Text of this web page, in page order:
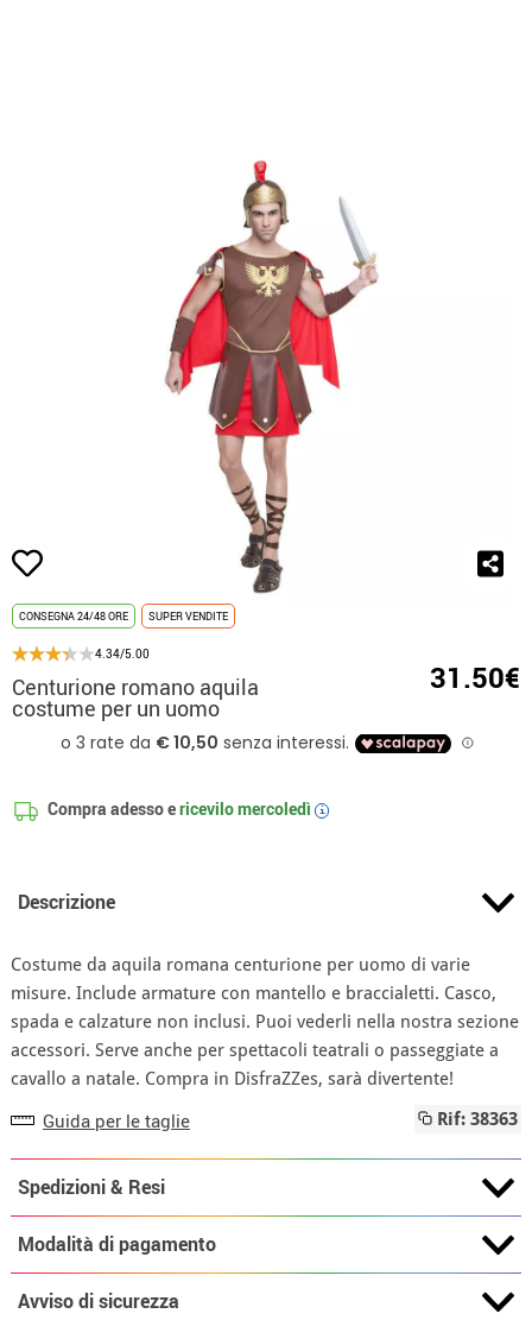
CONSEGNA 24/48 ORE SUPER VENDITE
4.34/5.00
Centurione romano aquila
costume per un uomo
31.50€
Compra adesso ericevilomercoledì i
Descrizione
Costume da aquila romana centurione per uomo di varie
misure. Include armature con mantello e braccialetti. Casco,
spada e calzature non inclusi. Puoi vederli nella nostra sezione
accessori. Serve anche per spettacoli teatrali o passeggiate a
cavallo a natale. Compra in DisfraZZes, sarà divertente!
Guida per le taglie Rif: 38363
Spedizioni & Resi
Modalità di pagamento
Avviso di sicurezza